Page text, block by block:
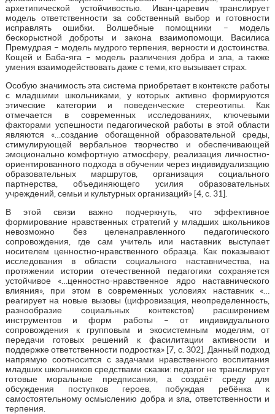
архетипической устойчивостью. Иван-царевич транслирует
модель ответственности за собственный выбор и готовности
исправлять ошибки. Волшебные помощники – модель
бескорыстной доброты и закона взаимопомощи. Василиса
Премудрая – модель мудрого терпения, верности и достоинства.
Кощей и Баба-яга – модель различения добра и зла, а также
умения взаимодействовать даже с теми, кто вызывает страх.
Особую значимость эта система приобретает в контексте работы
с младшими школьниками, у которых активно формируются
этические категории и поведенческие стереотипы. Как
отмечается в современных исследованиях, ключевыми
факторами успешности педагогической работы в этой области
являются «…создание обогащенной образовательной среды,
стимулирующей вербальное творчество и обеспечивающей
эмоционально комфортную атмосферу, реализация личностно-
ориентированного подхода в обучении через индивидуализацию
образовательных маршрутов, организация социального
партнерства, объединяющего усилия образовательных
учреждений, семьи и культурных организаций» [4, с. 31].
В этой связи важно подчеркнуть, что эффективное
формирование нравственных стратегий у младших школьников
невозможно без целенаправленного педагогического
сопровождения, где сам учитель или наставник выступает
носителем ценностно-нравственного образца. Как показывают
исследования в области социального наставничества, на
протяжении истории отечественной педагогики сохраняется
устойчивое «…ценностно-нравственное ядро наставнического
влияния», при этом в современных условиях наставник «…
реагирует на новые вызовы (цифровизация, неопределенность,
разнообразие социальных контекстов) расширением
инструментов и форм работы – от индивидуального
сопровождения к групповым и экосистемным моделям, от
передачи готовых решений к фасилитации активности и
поддержке ответственности подростка» [7, с. 302]. Данный подход
напрямую соотносится с задачами нравственного воспитания
младших школьников средствами сказки: педагог не транслирует
готовые моральные предписания, а создаёт среду для
обсуждения поступков героев, побуждая ребёнка к
самостоятельному осмыслению добра и зла, ответственности и
терпения.